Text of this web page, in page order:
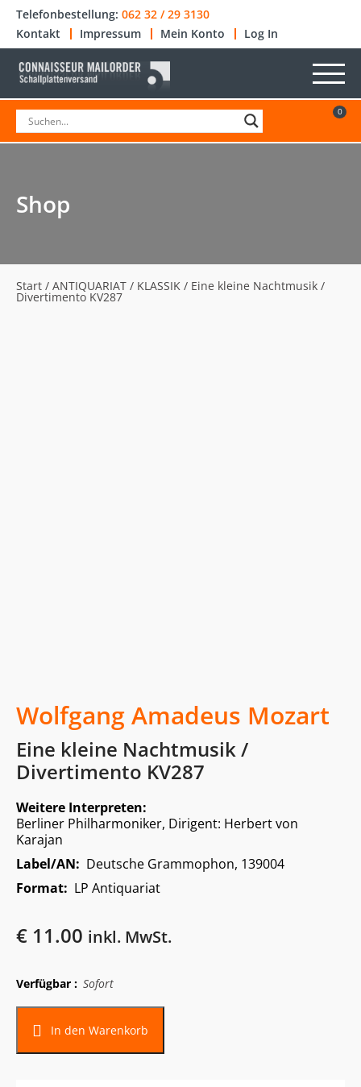
Telefonbestellung: 062 32 / 29 3130
Kontakt
Impressum Mein Konto Log In
0
Shop
Start / ANTIQUARIAT / KLASSIK / Eine kleine Nachtmusik /
Divertimento KV287
Wolfgang Amadeus Mozart
Eine kleine Nachtmusik /
Divertimento KV287
Weitere Interpreten:
Berliner Philharmoniker, Dirigent: Herbert von
Karajan
Label/AN: Deutsche Grammophon, 139004
Format: LP Antiquariat
€ 11.00 inkl. MwSt.
Verfügbar : Sofort
In den Warenkorb